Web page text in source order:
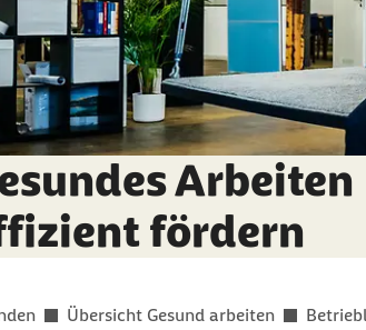
Arbeiten
fördern
Übersicht Gesund arbeiten